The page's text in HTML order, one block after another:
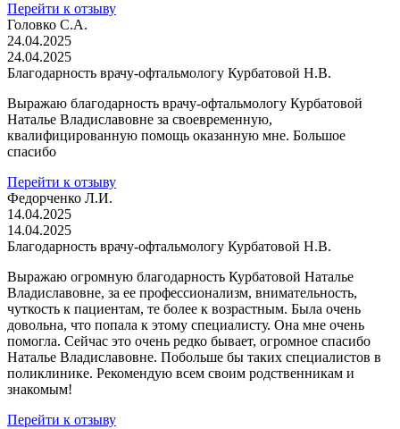
Перейти к отзыву
Головко С.А.
24.04.2025
24.04.2025
Благодарность врачу-офтальмологу Курбатовой Н.В.
Выражаю благодарность врачу-офтальмологу Курбатовой
Наталье Владиславовне за своевременную,
квалифицированную помощь оказанную мне. Большое
спасибо
Перейти к отзыву
Федорченко Л.И.
14.04.2025
14.04.2025
Благодарность врачу-офтальмологу Курбатовой Н.В.
Выражаю огромную благодарность Курбатовой Наталье
Владиславовне, за ее профессионализм, внимательность,
чуткость к пациентам, те более к возрастным. Была очень
довольна, что попала к этому специалисту. Она мне очень
помогла. Сейчас это очень редко бывает, огромное спасибо
Наталье Владиславовне. Побольше бы таких специалистов в
поликлинике. Рекомендую всем своим родственникам и
знакомым!
Перейти к отзыву